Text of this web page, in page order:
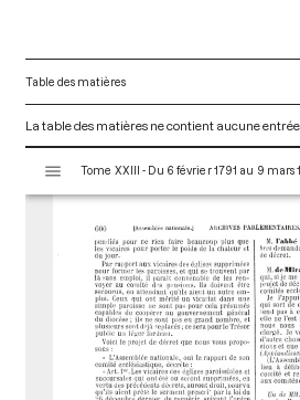
Table des matières
La table des matières ne contient aucune entrée.
s
Tome XXIII - Du 6 février 1791 au 9 mars